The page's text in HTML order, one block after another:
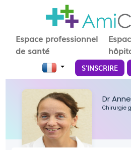
Espace professionnel
de santé
S'INSCRIRE
Dr
Chirurgie